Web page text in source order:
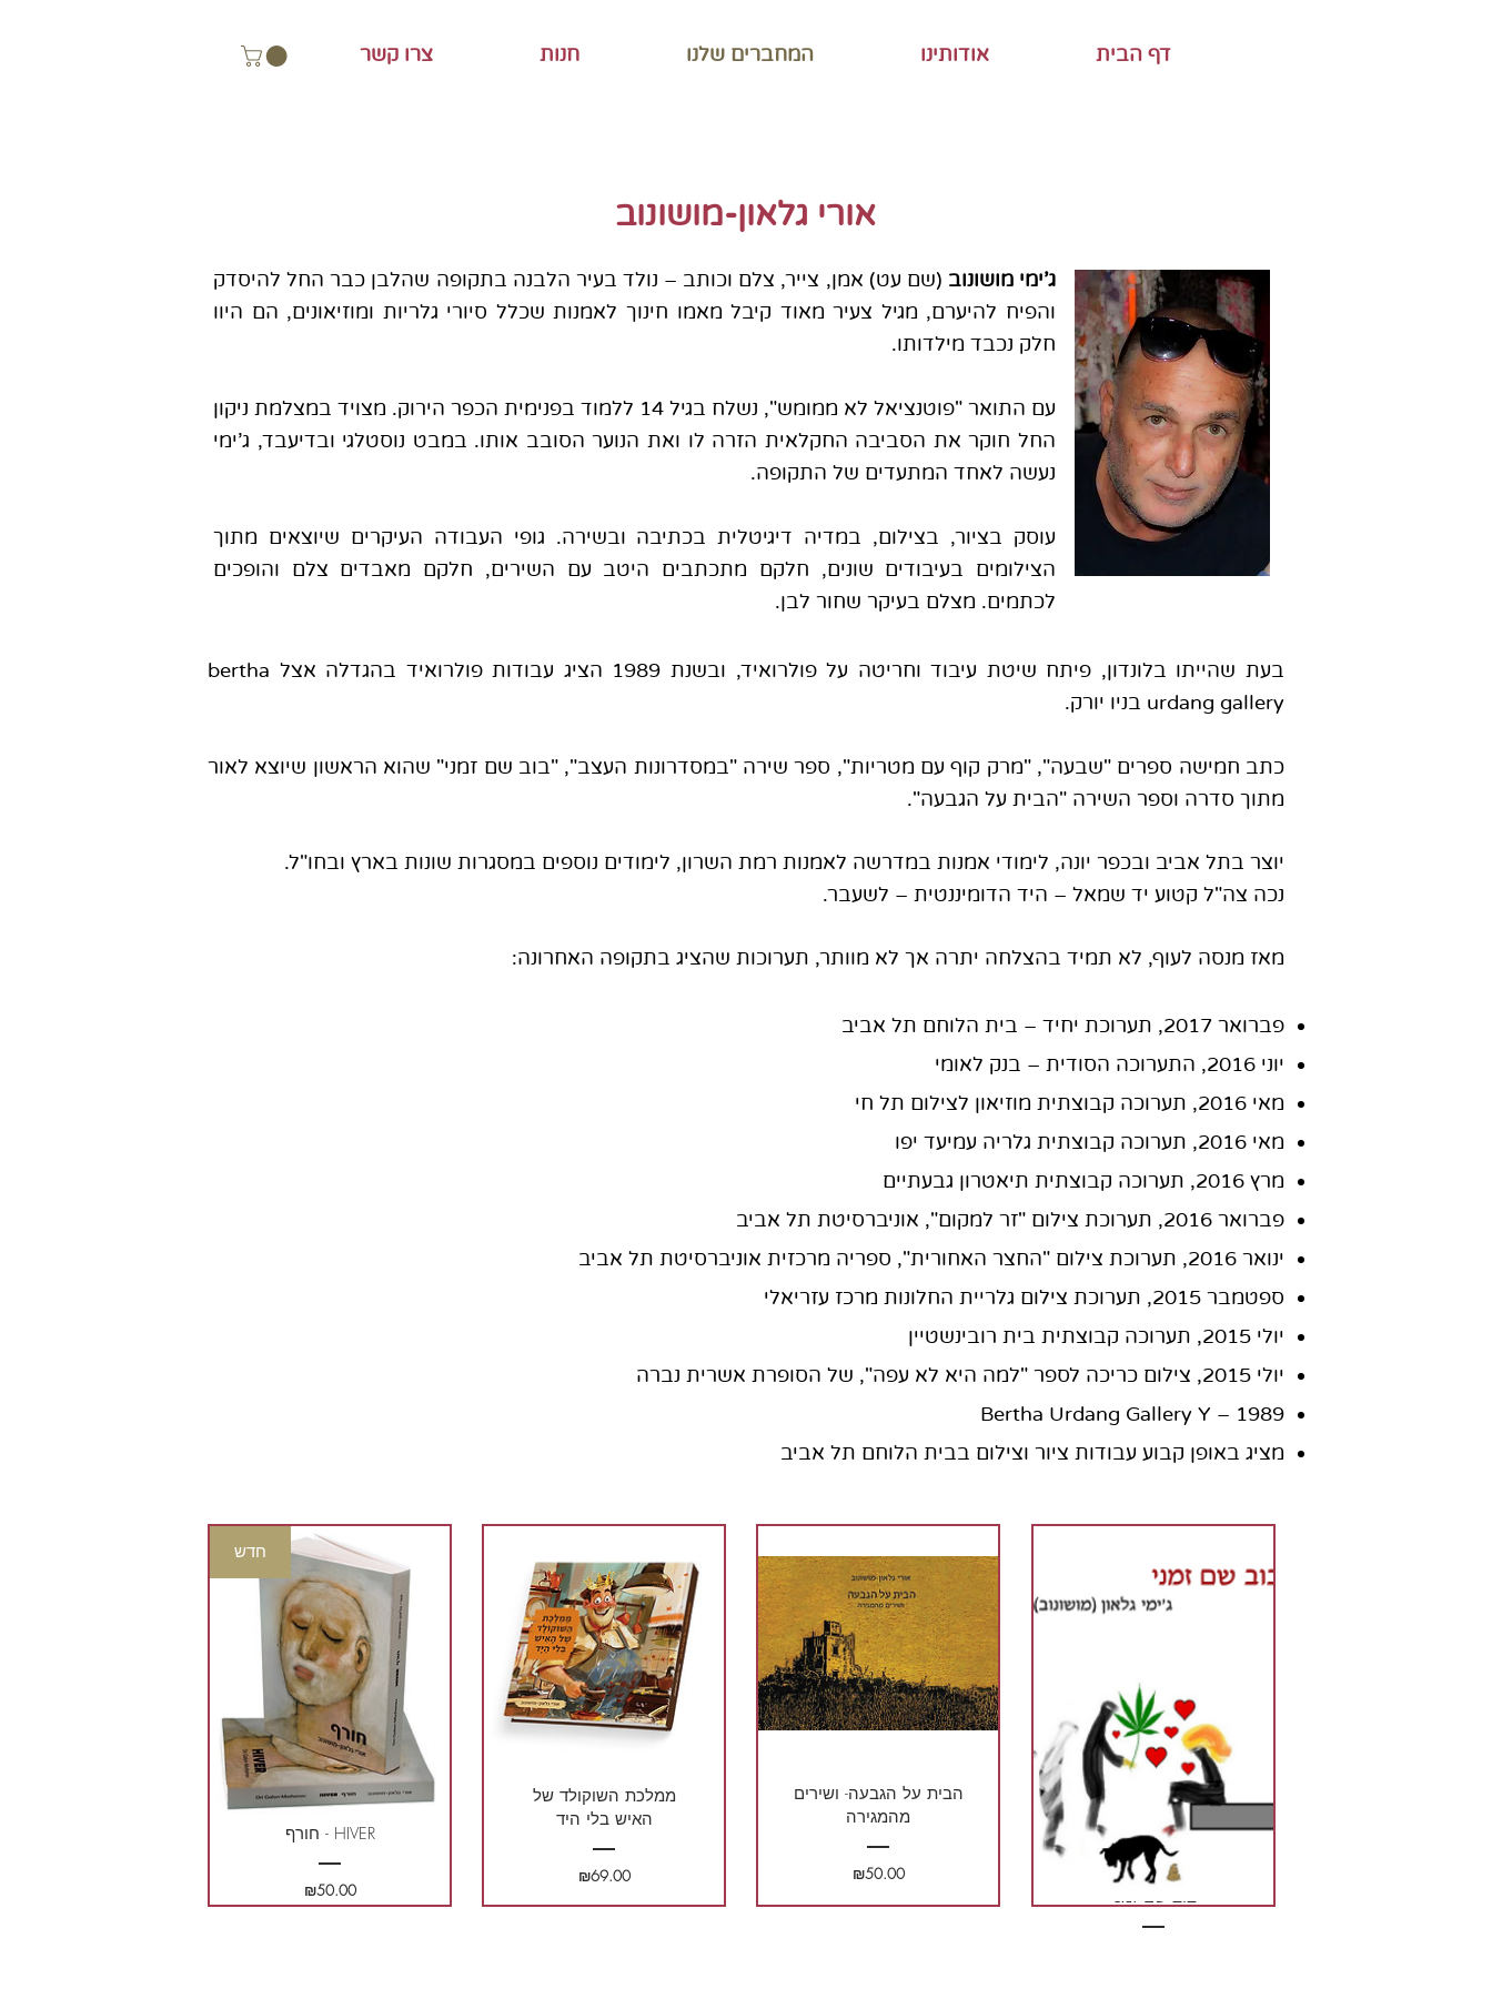
דף הבית אודותינו המחברים שלנו חנות צרו קשר
אורי גלאון-מושונוב
ג'ימי מושונוב (שם עט) אמן, צייר, צלם וכותב – נולד בעיר הלבנה בתקופה שהלבן כבר החל להיסדק
והפיח להיערם, מגיל צעיר מאוד קיבל מאמו חינוך לאמנות שכלל סיורי גלריות ומוזיאונים, הם היוו
חלק נכבד מילדותו.
עם התואר "פוטנציאל לא ממומש", נשלח בגיל 14 ללמוד בפנימית הכפר הירוק. מצויד במצלמת ניקון
החל חוקר את הסביבה החקלאית הזרה לו ואת הנוער הסובב אותו. במבט נוסטלגי ובדיעבד, ג'ימי
נעשה לאחד המתעדים של התקופה.
עוסק בציור, בצילום, במדיה דיגיטלית בכתיבה ובשירה. גופי העבודה העיקרים שיוצאים מתוך
הצילומים בעיבודים שונים, חלקם מתכתבים היטב עם השירים, חלקם מאבדים צלם והופכים
לכתמים. מצלם בעיקר שחור לבן.
בעת שהייתו בלונדון, פיתח שיטת עיבוד וחריטה על פולרואיד, ובשנת 1989 הציג עבודות פולרואיד בהגדלה אצל bertha
urdang gallery בניו יורק.
כתב חמישה ספרים "שבעה", "מרק קוף עם מטריות", ספר שירה "במסדרונות העצב", "בוב שם זמני" שהוא הראשון שיוצא לאור
מתוך סדרה וספר השירה "הבית על הגבעה".
יוצר בתל אביב ובכפר יונה, לימודי אמנות במדרשה לאמנות רמת השרון, לימודים נוספים במסגרות שונות בארץ ובחו"ל.
נכה צה"ל קטוע יד שמאל – היד הדומיננטית – לשעבר.
מאז מנסה לעוף, לא תמיד בהצלחה יתרה אך לא מוותר, תערוכות שהציג בתקופה האחרונה:
פברואר 2017, תערוכת יחיד – בית הלוחם תל אביב
יוני 2016, התערוכה הסודית – בנק לאומי
מאי 2016, תערוכה קבוצתית מוזיאון לצילום תל חי
מאי 2016, תערוכה קבוצתית גלריה עמיעד יפו
מרץ 2016, תערוכה קבוצתית תיאטרון גבעתיים
פברואר 2016, תערוכת צילום "זר למקום", אוניברסיטת תל אביב
ינואר 2016, תערוכת צילום "החצר האחורית", ספריה מרכזית אוניברסיטת תל אביב
ספטמבר 2015, תערוכת צילום גלריית החלונות מרכז עזריאלי
יולי 2015, תערוכה קבוצתית בית רובינשטיין
יולי 2015, צילום כריכה לספר "למה היא לא עפה", של הסופרת אשרית נברה
1989 – Bertha Urdang Gallery Y
מציג באופן קבוע עבודות ציור וצילום בבית הלוחם תל אביב
חדש
חורף - HIVER
₪50.00מחיר
ממלכת השוקולד של
האיש בלי היד
₪69.00מחיר
הבית על הגבעה- ושירים
מהמגירה
₪50.00מחיר
בוב שם זמני